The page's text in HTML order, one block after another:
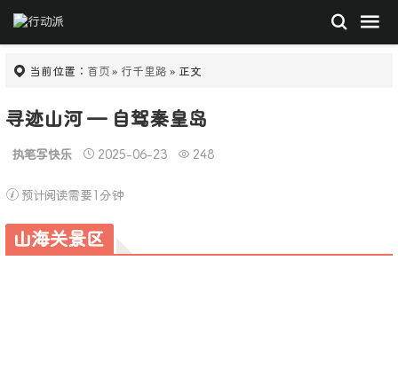
当前位置： 首页 » 行千里路 » 正文
寻迹山河 — 自驾秦皇岛
执笔写快乐 2025-06-23 248
预计阅读需要1分钟
山海关景区